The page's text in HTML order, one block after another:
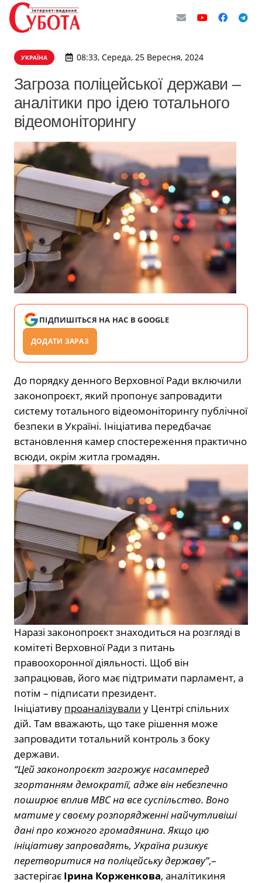
УКРАЇНА 08:33, Середа, 25 Вересня, 2024
Загроза поліцейської держави –
аналітики про ідею тотального
відеомоніторингу
ПІДПИШІТЬСЯ НА НАС В GOOGLE
ДОДАТИ ЗАРАЗ
До порядку денного Верховної Ради включили
законопроєкт, який пропонує запровадити
систему тотального відеомоніторингу публічної
безпеки в Україні. Ініціатива передбачає
встановлення камер спостереження практично
всюди, окрім житла громадян.
Наразі законопроєкт знаходиться на розгляді в
комітеті Верховної Ради з питань
правоохоронної діяльності. Щоб він
запрацював, його має підтримати парламент, а
потім – підписати президент.
Ініціативу проаналізували у Центрі спільних
дій. Там вважають, що таке рішення може
запровадити тотальний контроль з боку
держави.
“Цей законопроєкт загрожує насамперед
згортанням демократії, адже він небезпечно
поширює вплив МВС на все суспільство. Воно
матиме у своєму розпорядженні найчутливіші
дані про кожного громадянина. Якщо цю
ініціативу запровадять, Україна ризикує
перетворитися на поліцейську державу”,–
застерігає Ірина Корженкова, аналітикиня